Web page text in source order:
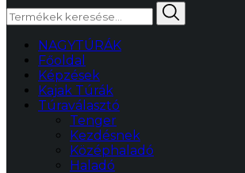
Keresés
a
következőre:
NAGYTÚRÁK
Főoldal
Képzések
Kajak Túrák
Túraválasztó
Tenger
Kezdésnek
Középhaladó
Haladó